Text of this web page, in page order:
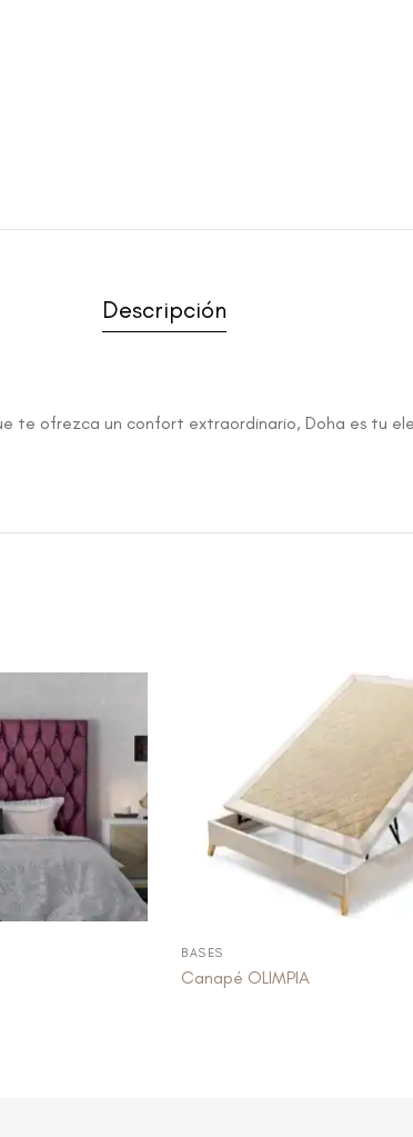
Descripción
te ofrezca un confort extraordinario, Doha es tu
BASES
Canapé OLIMPIA